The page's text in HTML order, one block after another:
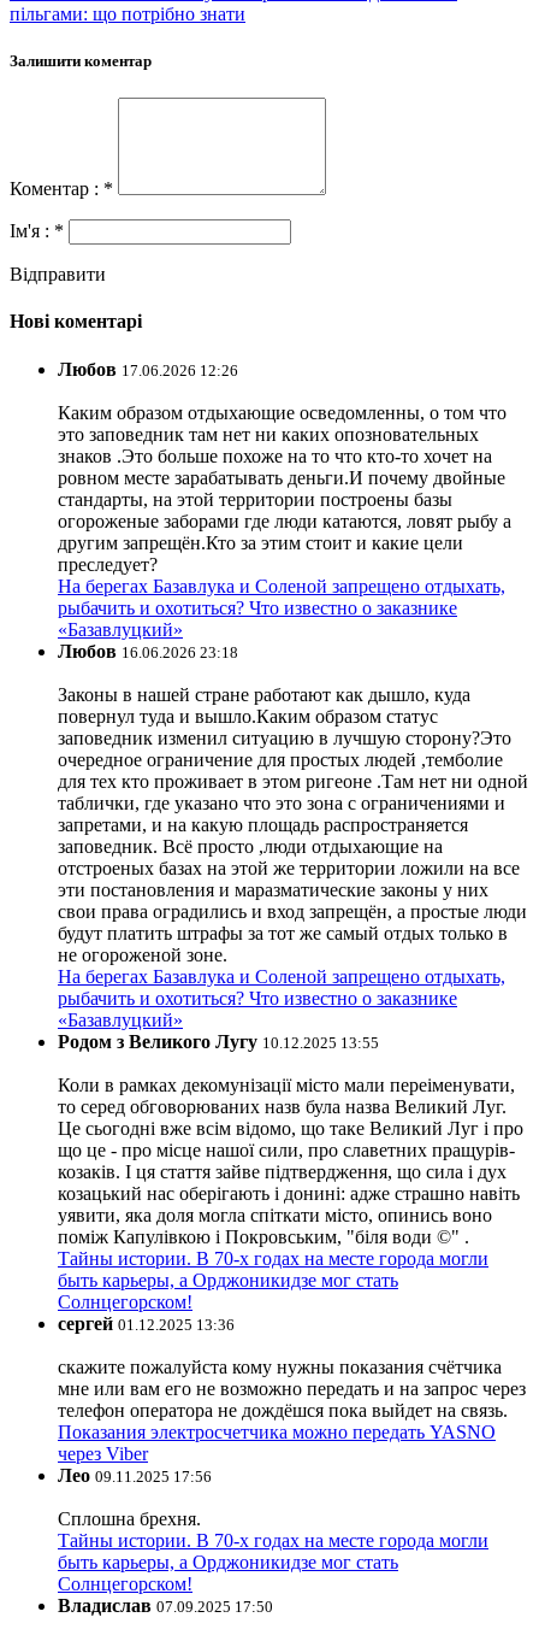
пільгами: що потрібно знати
Залишити коментар
Коментар : *
Ім'я : *
Відправити
Нові коментарі
Любов 17.06.2026 12:26
Каким образом отдыхающие осведомленны, о том что
это заповедник там нет ни каких опозновательных
знаков .Это больше похоже на то что кто-то хочет на
ровном месте зарабатывать деньги.И почему двойные
стандарты, на этой территории построены базы
огороженые заборами где люди катаются, ловят рыбу а
другим запрещён.Кто за этим стоит и какие цели
преследует?
На берегах Базавлука и Соленой запрещено отдыхать,
рыбачить и охотиться? Что известно о заказнике
«Базавлуцкий»
Любов 16.06.2026 23:18
Законы в нашей стране работают как дышло, куда
повернул туда и вышло.Каким образом статус
заповедник изменил ситуацию в лучшую сторону?Это
очередное ограничение для простых людей ,темболие
для тех кто проживает в этом ригеоне .Там нет ни одной
таблички, где указано что это зона с ограничениями и
запретами, и на какую площадь распространяется
заповедник. Всё просто ,люди отдыхающие на
отстроеных базах на этой же территории ложили на все
эти постановления и маразматические законы у них
свои права оградились и вход запрещён, а простые люди
будут платить штрафы за тот же самый отдых только в
не огороженой зоне.
На берегах Базавлука и Соленой запрещено отдыхать,
рыбачить и охотиться? Что известно о заказнике
«Базавлуцкий»
Родом з Великого Лугу 10.12.2025 13:55
Коли в рамках декомунізації місто мали переіменувати,
то серед обговорюваних назв була назва Великий Луг.
Це сьогодні вже всім відомо, що таке Великий Луг і про
що це - про місце нашої сили, про славетних пращурів-
козаків. І ця стаття зайве підтвердження, що сила і дух
козацький нас оберігають і донині: адже страшно навіть
уявити, яка доля могла спіткати місто, опинись воно
поміж Капулівкою і Покровським, "біля води ©" .
Тайны истории. В 70-х годах на месте города могли
быть карьеры, а Орджоникидзе мог стать
Солнцегорском!
сергей 01.12.2025 13:36
скажите пожалуйста кому нужны показания счётчика
мне или вам его не возможно передать и на запрос через
телефон оператора не дождёшся пока выйдет на связь.
Показания электросчетчика можно передать YASNO
через Viber
Лео 09.11.2025 17:56
Сплошна брехня.
Тайны истории. В 70-х годах на месте города могли
быть карьеры, а Орджоникидзе мог стать
Солнцегорском!
Владислав 07.09.2025 17:50